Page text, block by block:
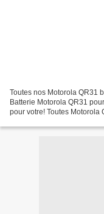
Toutes nos Motorola QR31
Batterie Motorola QR31
pour votre! Toutes Motorola